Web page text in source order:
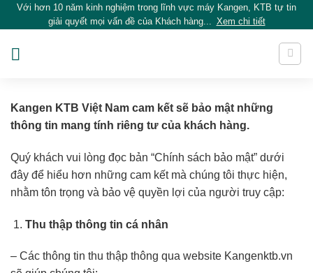
SkipVới hơn 10 năm kinh nghiệm trong lĩnh vực máy Kangen, KTB tự tin
giải quyết mọi vấn đề của Khách hàng... Xem chi tiết
Kangen KTB Việt Nam cam kết sẽ bảo mật những
thông tin mang tính riêng tư của khách hàng.
Quý khách vui lòng đọc bản “Chính sách bảo mật” dưới
đây để hiểu hơn những cam kết mà chúng tôi thực hiện,
nhằm tôn trọng và bảo vệ quyền lợi của người truy cập:
Thu thập thông tin cá nhân
– Các thông tin thu thập thông qua website Kangenktb.vn